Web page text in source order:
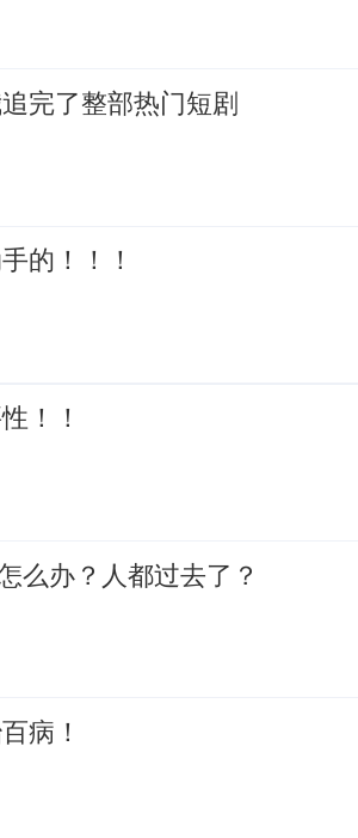
完了整部热门短剧
的！！！
！！
么办？人都过去了？
病！